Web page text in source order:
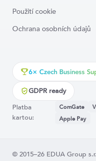
Použití cookie
Ochrana osobních údajů
6× Czech Business
GDPR ready
Platba
kartou:
ComGate
Apple Pay
© 2015–26 EDUA Group